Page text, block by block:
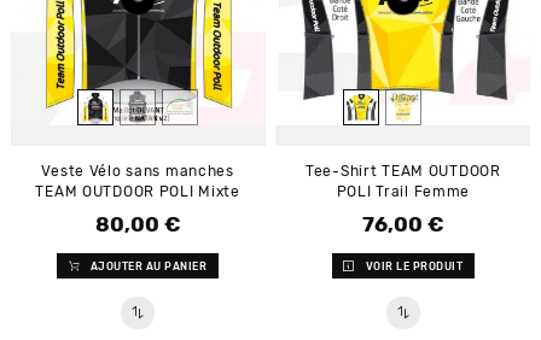
Veste Vélo sans manches
TEAM OUTDOOR POLI Mixte
Prix
80,00 €
AJOUTER AU PANIER
Tee-Shirt TEAM OUTDOOR
POLI Trail Femme
Prix
76,00 €
VOIR LE PRODUIT